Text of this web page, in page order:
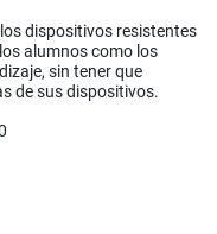
dispositivos resistentes
alumnos como los
sin tener que
de sus dispositivos.